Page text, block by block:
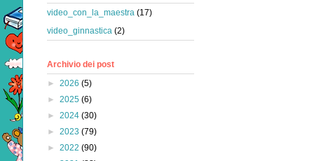
video_con_la_maestra (17)
video_ginnastica (2)
Archivio dei post
► 2026 (5)
► 2025 (6)
► 2024 (30)
► 2023 (79)
► 2022 (90)